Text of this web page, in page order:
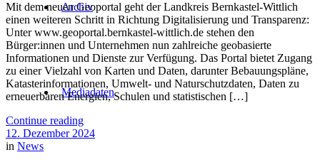
Archiv
Mediadaten
Mit dem neuen Geoportal geht der Landkreis Bernkastel-Wittlich
einen weiteren Schritt in Richtung Digitalisierung und Transparenz:
Unter www.geoportal.bernkastel-wittlich.de stehen den
Bürger:innen und Unternehmen nun zahlreiche geobasierte
Informationen und Dienste zur Verfügung. Das Portal bietet Zugang
zu einer Vielzahl von Karten und Daten, darunter Bebauungspläne,
Katasterinformationen, Umwelt- und Naturschutzdaten, Daten zu
erneuerbaren Energien, Schulen und statistischen […]
Continue reading
12. Dezember 2024
in News